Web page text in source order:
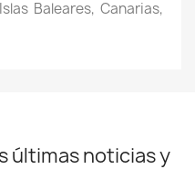
Baleares, Canarias,
últimas noticias y